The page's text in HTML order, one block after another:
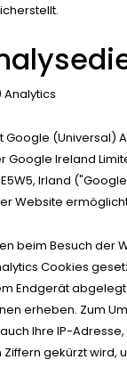
Google (Universal)
Ireland
Irland
Website
beim Besuch der
Cookies
Endgerät
erheben. Zum
Ihre IP-
gekürzt wird,